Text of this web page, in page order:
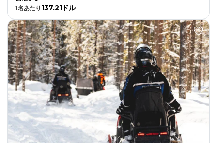
1名あたり 137.21ドル